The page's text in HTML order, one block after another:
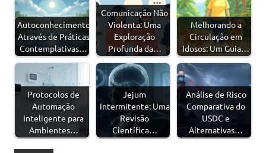
Autoconhecimento
Através de Práticas
Contemplativas…
Comunicação Não
Violenta: Uma
Exploração
Profunda da…
Melhorando a
Circulação em
Idosos: Um Guia…
Protocolos de
Automação
Inteligente para
Ambientes…
Jejum
Intermitente: Uma
Revisão
Científica…
Análise de Risco
Comparativa do
USDC e
Alternativas…